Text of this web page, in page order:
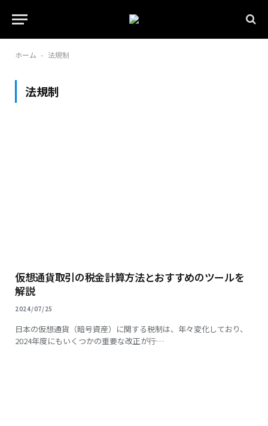
ホーム - 法規制
法規制
仮想通貨取引の税金計算方法とおすすめのツールを
解説
2024/07/25
日本の仮想通貨（暗号資産）に関する税制は、年々変化しており、
2024年度にもいくつかの重要な改正が行…